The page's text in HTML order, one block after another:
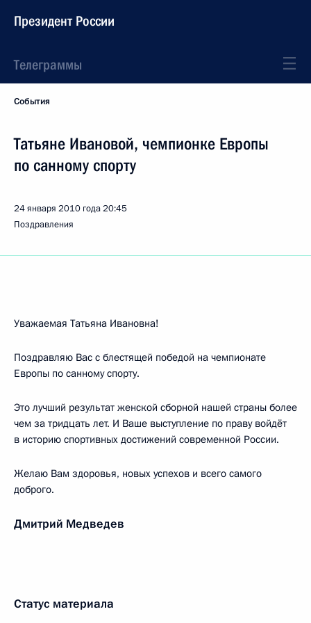
Президент России
Телеграммы
События
Татьяне Ивановой, чемпионке Европы
по санному спорту
24 января 2010 года20:45
Поздравления
Уважаемая Татьяна Ивановна!
Поздравляю Вас с блестящей победой на чемпионате
Европы по санному спорту.
Это лучший результат женской сборной нашей страны более
чем за тридцать лет. И Ваше выступление по праву войдёт
в историю спортивных достижений современной России.
Желаю Вам здоровья, новых успехов и всего самого
доброго.
Дмитрий Медведев
Статус материала